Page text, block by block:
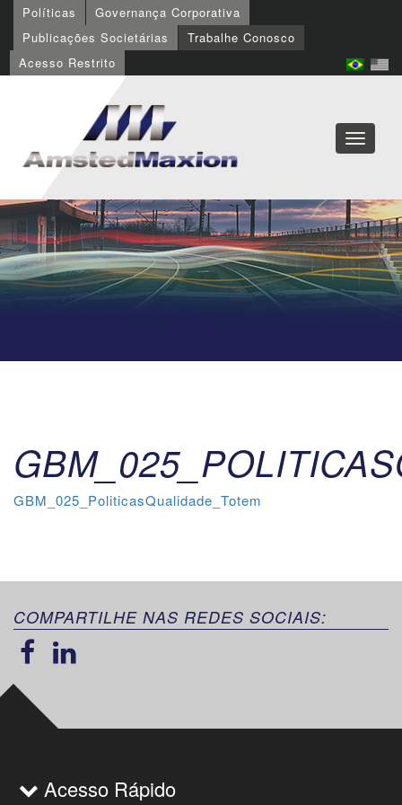
Políticas
Governança Corporativa
Publicações Societárias
Trabalhe Conosco
Acesso Restrito
GBM_025_PoliticasQualidade_Totem
COMPARTILHE NAS REDES SOCIAIS:
Acesso Rápido